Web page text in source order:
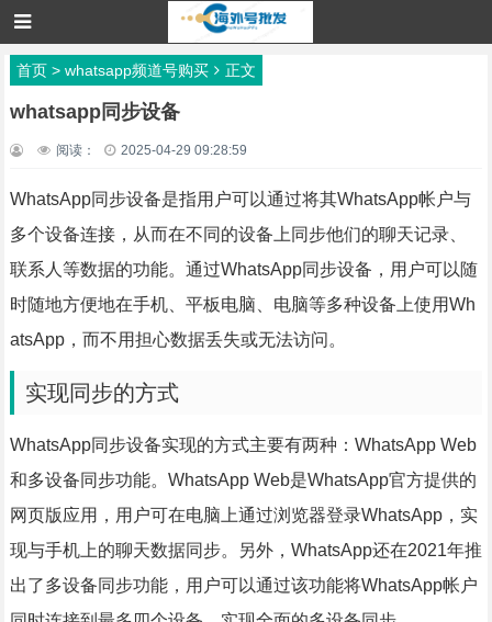
首页> whatsapp频道号购买 正文
whatsapp同步设备
阅读： 2025-04-29 09:28:59
WhatsApp同步设备是指用户可以通过将其WhatsApp帐户与
多个设备连接，从而在不同的设备上同步他们的聊天记录、
联系人等数据的功能。通过WhatsApp同步设备，用户可以随
时随地方便地在手机、平板电脑、电脑等多种设备上使用Wh
atsApp，而不用担心数据丢失或无法访问。
实现同步的方式
WhatsApp同步设备实现的方式主要有两种：WhatsApp Web
和多设备同步功能。WhatsApp Web是WhatsApp官方提供的
网页版应用，用户可在电脑上通过浏览器登录WhatsApp，实
现与手机上的聊天数据同步。另外，WhatsApp还在2021年推
出了多设备同步功能，用户可以通过该功能将WhatsApp帐户